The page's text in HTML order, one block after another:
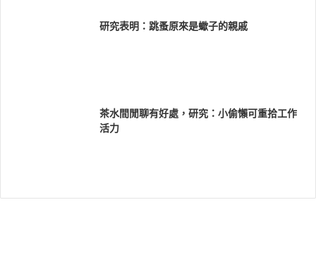
研究表明：跳蚤原來是蠍子的親戚
茶水間閒聊有好處，研究：小偷懶可重拾工作
活力